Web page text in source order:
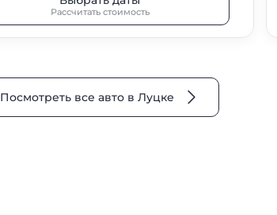
Рассчитать стоимость
Посмотреть все авто в Луцке